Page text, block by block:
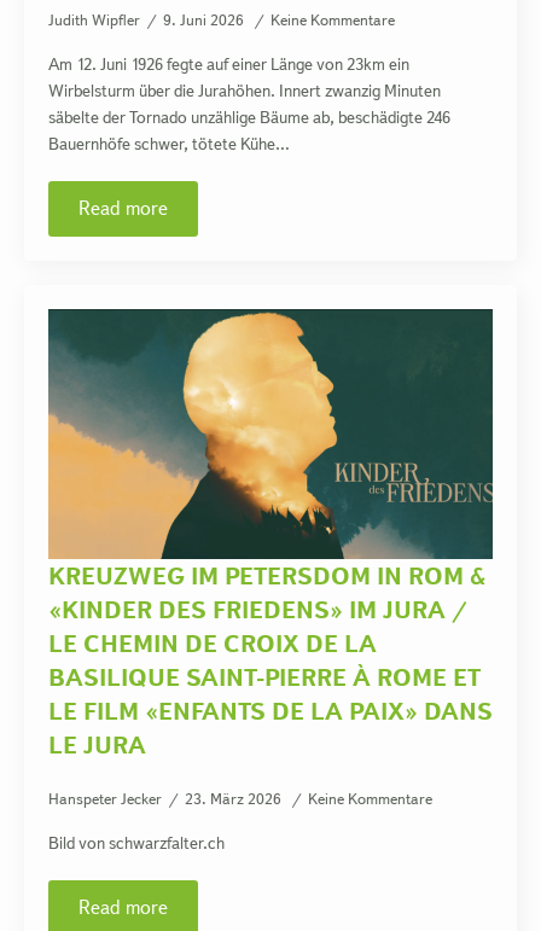
Judith Wipfler 9. Juni 2026 Keine Kommentare
Am 12. Juni 1926 fegte auf einer Länge von 23km ein
Wirbelsturm über die Jurahöhen. Innert zwanzig Minuten
säbelte der Tornado unzählige Bäume ab, beschädigte 246
Bauernhöfe schwer, tötete Kühe…
Read more
KREUZWEG IM PETERSDOM IN ROM &
«KINDER DES FRIEDENS» IM JURA /
LE CHEMIN DE CROIX DE LA
BASILIQUE SAINT-PIERRE À ROME ET
LE FILM «ENFANTS DE LA PAIX» DANS
LE JURA
Hanspeter Jecker 23. März 2026 Keine Kommentare
Bild von schwarzfalter.ch
Read more